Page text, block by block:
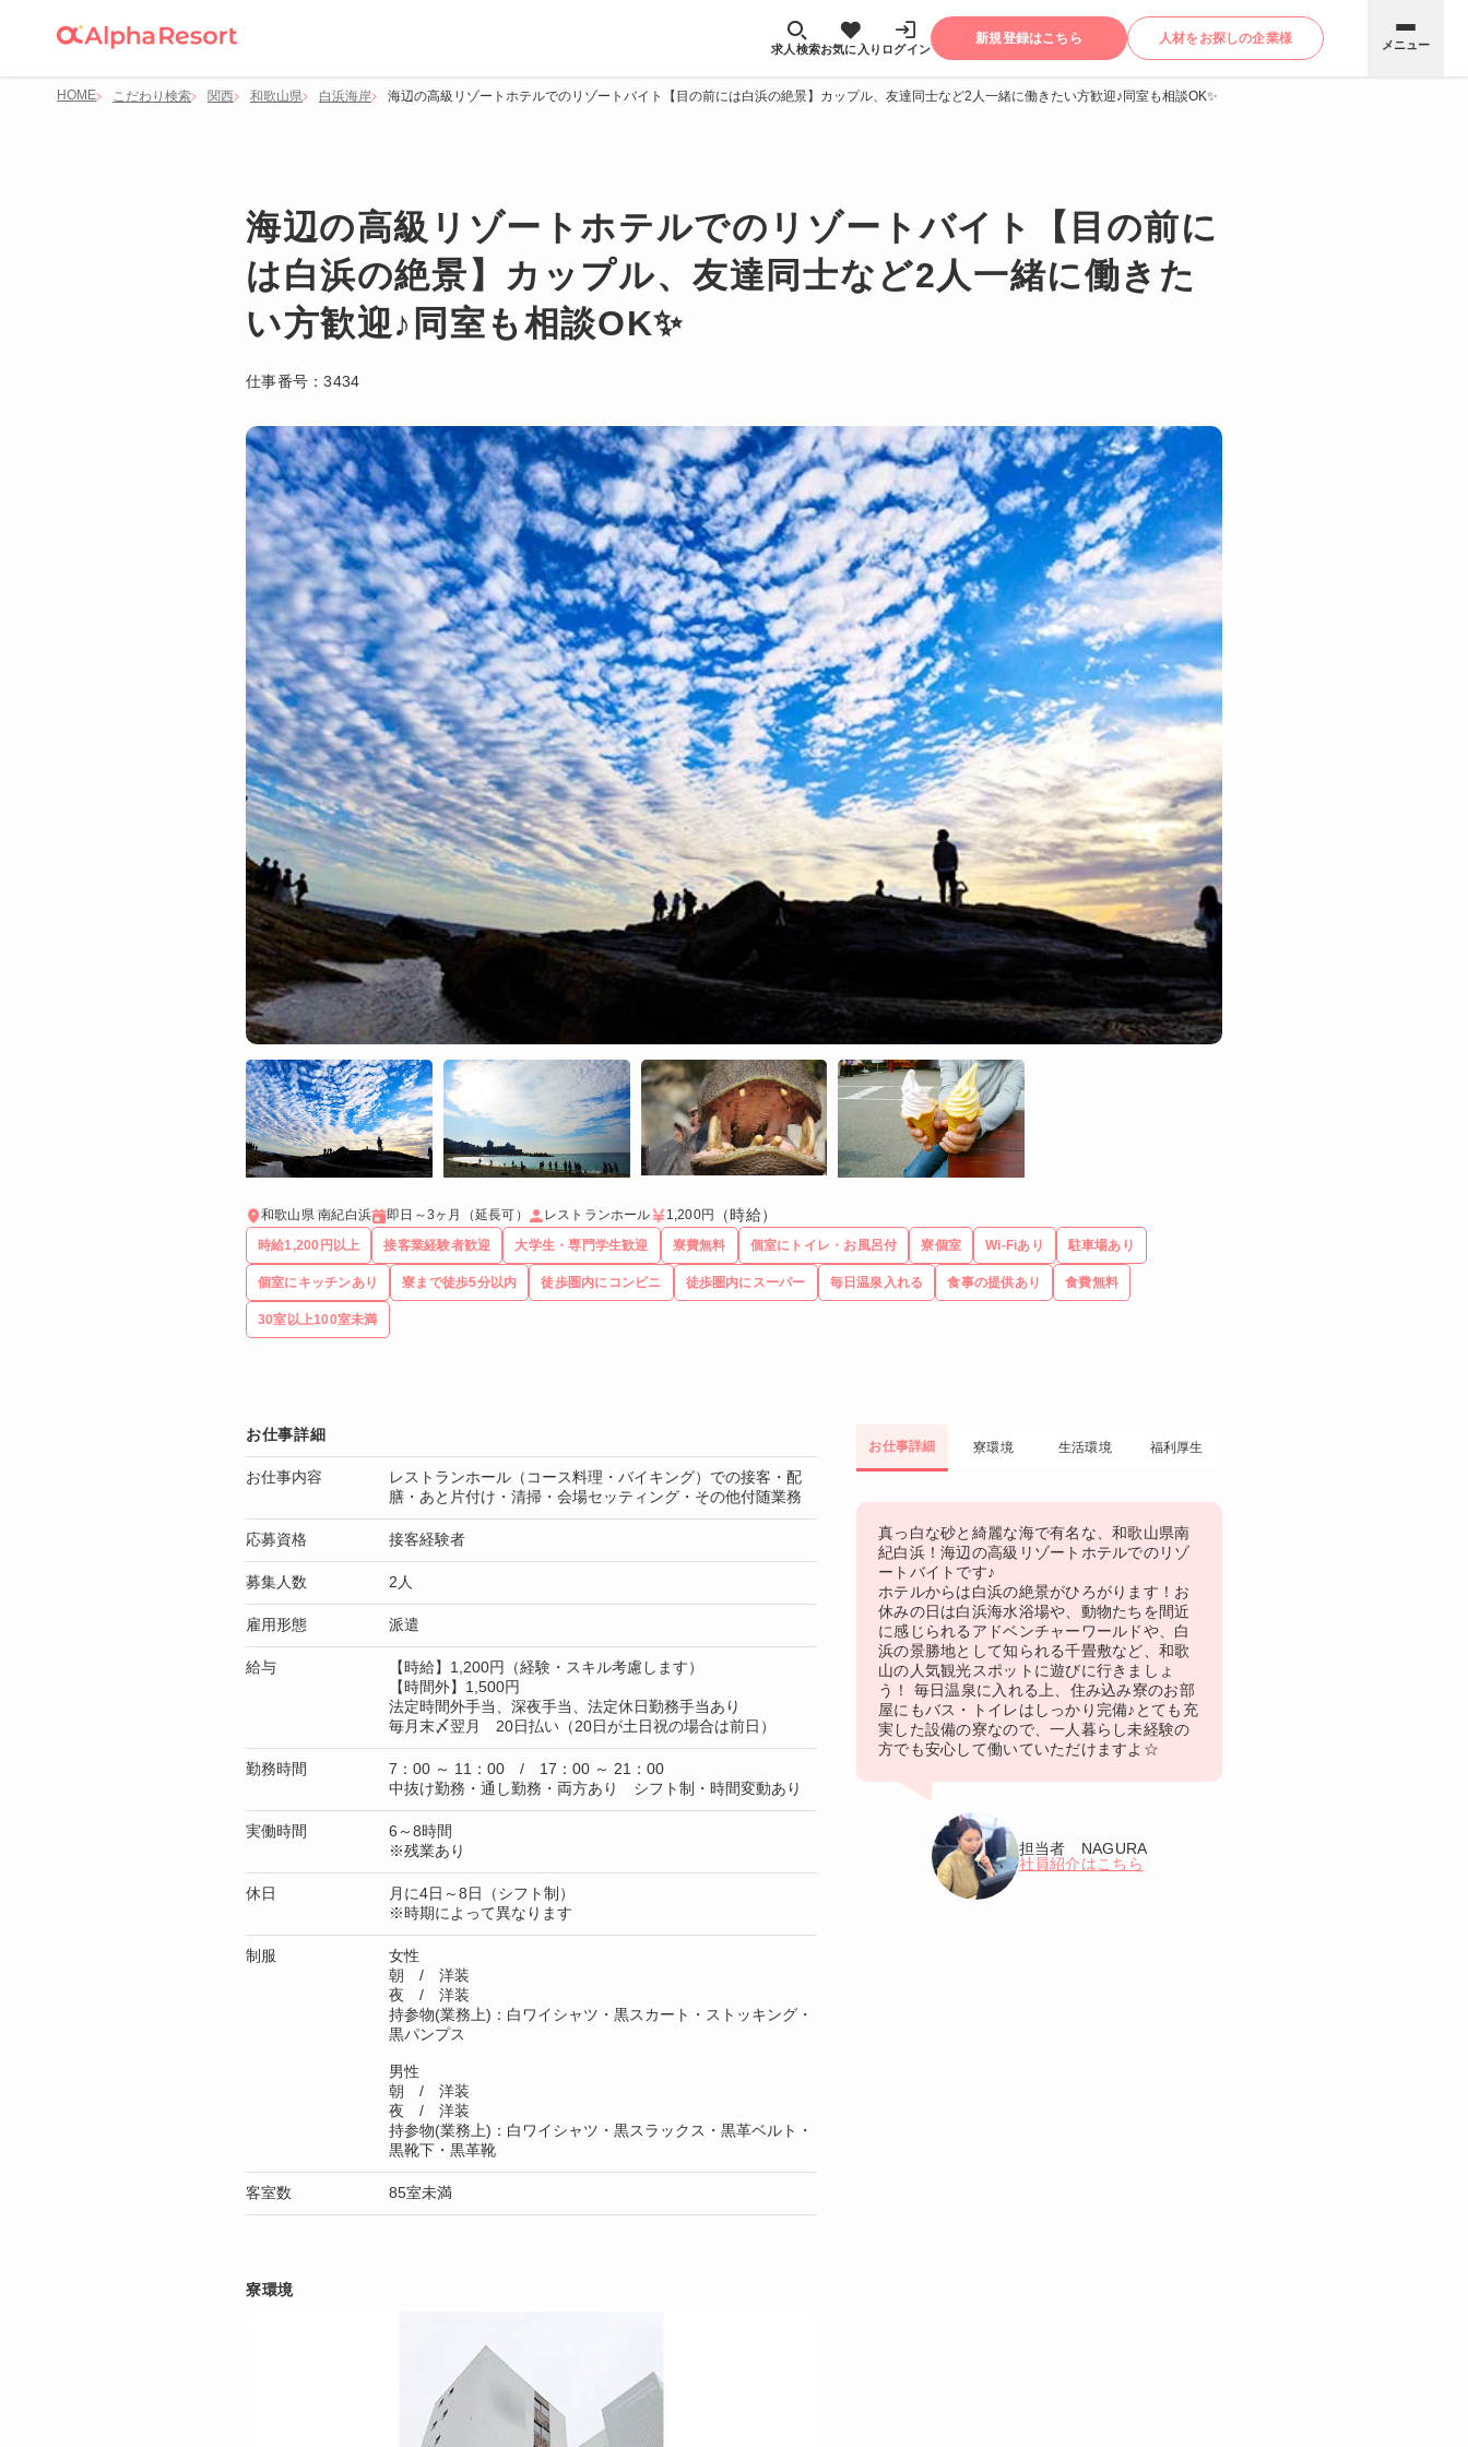
求人検索お気に入り ログイン
新規登録はこちら 人材をお探しの企業様 メニュー
HOME こだわり検索 関西 和歌山県 白浜海岸 海辺の高級リゾートホテルでのリゾートバイト【目の前には白浜の絶景】カップル、友達同士など2人一緒に働きたい方歓迎♪同室も相談OK✨
海辺の高級リゾートホテルでのリゾートバイト【目の前に
は白浜の絶景】カップル、友達同士など2人一緒に働きた
い方歓迎♪同室も相談OK✨
仕事番号：3434
和歌山県 南紀白浜 即日～3ヶ月（延長可） レストランホール 1,200円 （時給）
時給1,200円以上 接客業経験者歓迎 大学生・専門学生歓迎 寮費無料 個室にトイレ・お風呂付 寮個室 Wi-Fiあり 駐車場あり
個室にキッチンあり 寮まで徒歩5分以内 徒歩圏内にコンビニ 徒歩圏内にスーパー 毎日温泉入れる 食事の提供あり 食費無料
30室以上100室未満
お仕事詳細 寮環境 生活環境 福利厚生
真っ白な砂と綺麗な海で有名な、和歌山県南
紀白浜！海辺の高級リゾートホテルでのリゾ
ートバイトです♪
ホテルからは白浜の絶景がひろがります！お
休みの日は白浜海水浴場や、動物たちを間近
に感じられるアドベンチャーワールドや、白
浜の景勝地として知られる千畳敷など、和歌
山の人気観光スポットに遊びに行きましょ
う！ 毎日温泉に入れる上、住み込み寮のお部
屋にもバス・トイレはしっかり完備♪とても充
実した設備の寮なので、一人暮らし未経験の
方でも安心して働いていただけますよ☆
担当者 NAGURA
社員紹介はこちら
お仕事詳細
お仕事内容
レストランホール（コース料理・バイキング）での接客・配
膳・あと片付け・清掃・会場セッティング・その他付随業務
応募資格 接客経験者
募集人数 2人
雇用形態 派遣
給与
【時給】1,200円（経験・スキル考慮します）
【時間外】1,500円
法定時間外手当、深夜手当、法定休日勤務手当あり
毎月末〆翌月 20日払い（20日が土日祝の場合は前日）
勤務時間
7：00 ～ 11：00 / 17：00 ～ 21：00
中抜け勤務・通し勤務・両方あり シフト制・時間変動あり
実働時間
6～8時間
※残業あり
休日
月に4日～8日（シフト制）
※時期によって異なります
制服
女性
朝 / 洋装
夜 / 洋装
持参物(業務上)：白ワイシャツ・黒スカート・ストッキング・
黒パンプス
男性
朝 / 洋装
夜 / 洋装
持参物(業務上)：白ワイシャツ・黒スラックス・黒革ベルト・
黒靴下・黒革靴
客室数 85室未満
寮環境